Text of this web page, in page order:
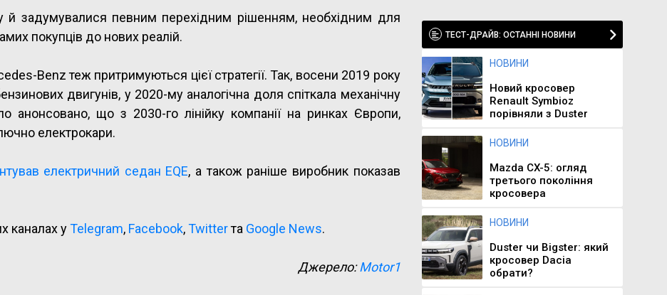
й задумувалися певним перехідним рішенням, необхідним для
покупців до нових реалій.
Benz теж притримуються цієї стратегії. Так, восени 2019 року
двигунів, у 2020-му аналогічна доля спіткала механічну
анонсовано, що з 2030-го лінійку компанії на ринках Європи,
електрокари.
електричний седан EQE, а також раніше виробник показав
каналах уTelegram, Facebook,Twitterта Google News.
Джерело:Motor1
ТЕСТ-ДРАЙВ: ОСТАННІ НОВИНИ
НОВИНИ
Новий кросовер
Renault Symbioz
порівняли з Duster
НОВИНИ
Mazda CX-5: огляд
третього покоління
кросовера
НОВИНИ
Duster чи Bigster: який
кросовер Dacia
обрати?